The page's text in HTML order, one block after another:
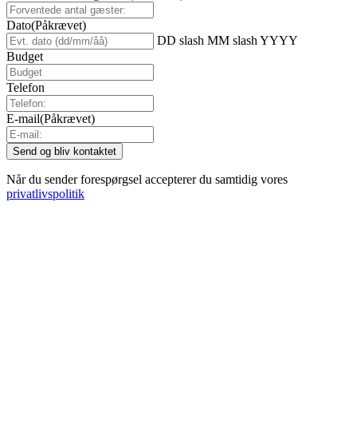
Dato(Påkrævet)
DD slash MM slash YYYY
Budget
Telefon
E-mail(Påkrævet)
Når du sender forespørgsel accepterer du samtidig vores
privatlivspolitik